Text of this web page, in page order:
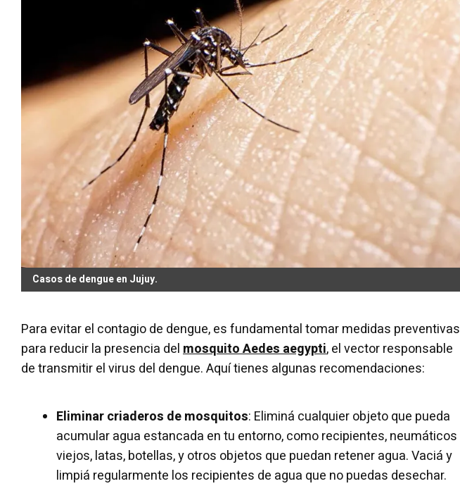
Casos de dengue en Jujuy.
Para evitar el contagio de dengue, es fundamental tomar medidas preventivas
para reducir la presencia delmosquito Aedes aegypti, el vector responsable
de transmitir el virus del dengue. Aquí tienes algunas recomendaciones:
Eliminar criaderos de mosquitos: Eliminá cualquier objeto que pueda
acumular agua estancada en tu entorno, como recipientes, neumáticos
viejos, latas, botellas, y otros objetos que puedan retener agua. Vaciá y
limpiá regularmente los recipientes de agua que no puedas desechar.